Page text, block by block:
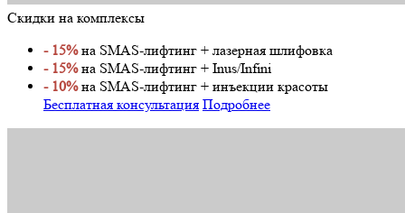
Скидки на комплексы
- 15%на SMAS-лифтинг + лазерная шлифовка
- 15%на SMAS-лифтинг + Inus/Infini
- 10%на SMAS-лифтинг + инъекции красоты
Бесплатная консультация Подробнее